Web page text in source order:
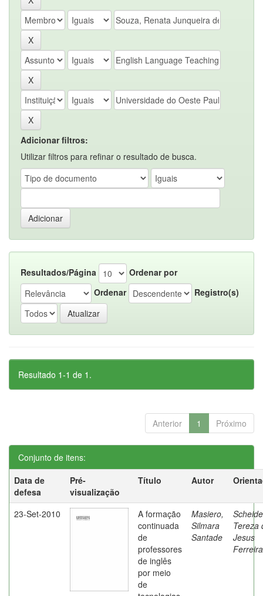
Adicionar filtros:
Utilizar filtros para refinar o resultado de busca.
Resultados/Página
Ordenar por
Ordenar
Registro(s)
Resultado 1-1 de 1.
Anterior 1 Próximo
Conjunto de itens:
Data de
defesa
Pré-
visualização
Título Autor
23-Set-2010
A formação
continuada
de
professores
de inglês
por meio
de
Masiero,
Silmara
Santade
Tereza
Jesus
Ferreira